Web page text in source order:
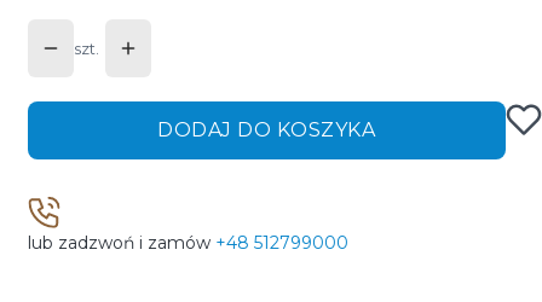
szt.
DODAJ DO KOSZYKA
lub zadzwoń i zamów +48 512799000